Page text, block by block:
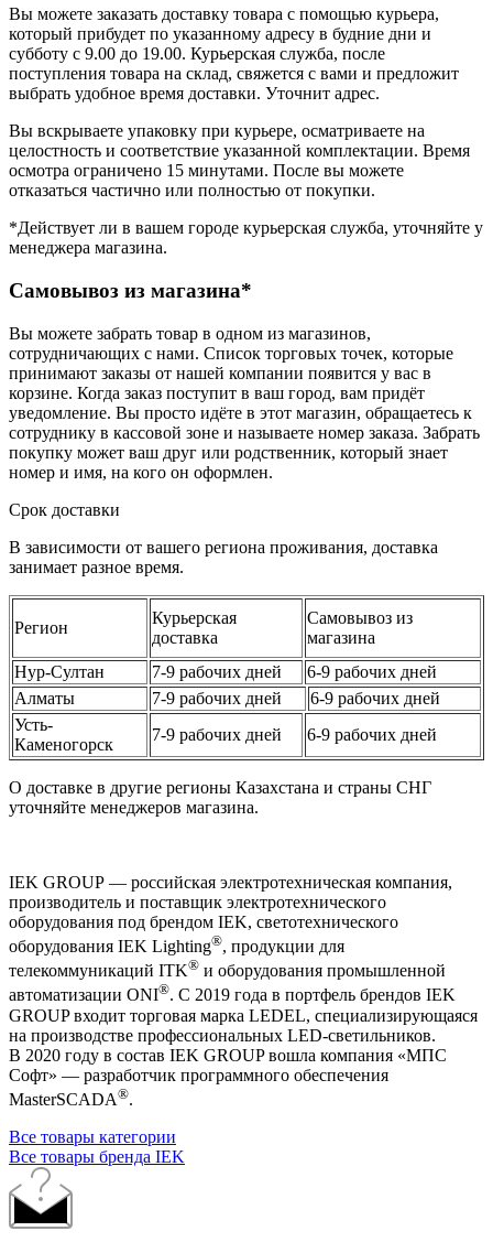
Вы можете заказать доставку товара с помощью курьера,
который прибудет по указанному адресу в будние дни и
субботу с 9.00 до 19.00. Курьерская служба, после
поступления товара на склад, свяжется с вами и предложит
выбрать удобное время доставки. Уточнит адрес.
Вы вскрываете упаковку при курьере, осматриваете на
целостность и соответствие указанной комплектации. Время
осмотра ограничено 15 минутами. После вы можете
отказаться частично или полностью от покупки.
*Действует ли в вашем городе курьерская служба, уточняйте у
менеджера магазина.
Самовывоз из магазина*
Вы можете забрать товар в одном из магазинов,
сотрудничающих с нами. Список торговых точек, которые
принимают заказы от нашей компании появится у вас в
корзине. Когда заказ поступит в ваш город, вам придёт
уведомление. Вы просто идёте в этот магазин, обращаетесь к
сотруднику в кассовой зоне и называете номер заказа. Забрать
покупку может ваш друг или родственник, который знает
номер и имя, на кого он оформлен.
Срок доставки
В зависимости от вашего региона проживания, доставка
занимает разное время.
Регион
Курьерская
доставка
Самовывоз из
магазина
Нур-Султан
7-9 рабочих дней
6-9 рабочих дней
Алматы
7-9 рабочих дней
6-9 рабочих дней
Усть-
Каменогорск
7-9 рабочих дней 6-9 рабочих дней
О доставке в другие регионы Казахстана и страны СНГ
уточняйте менеджеров магазина.
IEK GROUP — российская электротехническая компания,
производитель и поставщик электротехнического
оборудования под брендом IEK, светотехнического
оборудования IEK Lighting®, продукции для
телекоммуникаций ITK® и оборудования промышленной
автоматизации ONI®. С 2019 года в портфель брендов IEK
GROUP входит торговая марка LEDEL, специализирующаяся
на производстве профессиональных LED-светильников.
В 2020 году в состав IEK GROUP вошла компания «МПС
Софт» — разработчик программного обеспечения
MasterSCADA®.
Все товары категории
Все товары бренда IEK